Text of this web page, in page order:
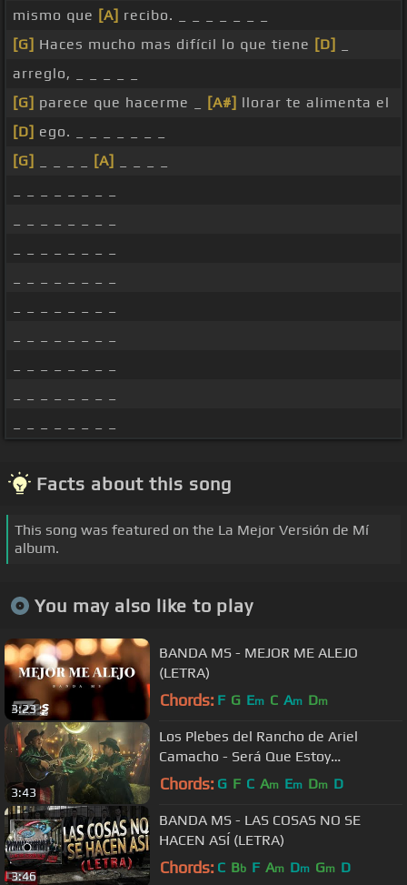
mismo que [A] recibo. _ _ _ _ _ _ _
[G] Haces mucho mas difícil lo que tiene [D]
arreglo, _ _ _ _ _
[G] parece que hacerme _ [A#] llorar te alimenta el
[D] ego. _ _ _ _ _ _ _
[G]
[A]
Facts about this song
This song was featured on the La Mejor Versión de Mí
album.
You may also like to play
3:23
BANDA MS - MEJOR ME ALEJO
(LETRA)
Chords: F G Em C Am Dm
3:43
Los Plebes del Rancho de Ariel
Camacho - Será Que Estoy
Enamorado [Official Video]
Chords: G F C Am Em Dm D
3:46
BANDA MS - LAS COSAS NO SE
HACEN ASÍ (LETRA)
Chords: C Bb F Am Dm Gm D